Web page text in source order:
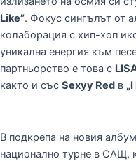
Like”. Фокус сингълът от
колаборация с хип-хоп
уникална енергия към
партньорство е това с
както и със Sexyy Red в
В подкрепа на новия
национално турне в САЩ,